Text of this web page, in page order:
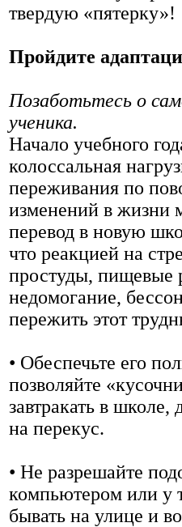
твердую «пятерку»!
Пройдите
Позаботьтесь о
ученика.
Начало учебного
колоссальная
переживания по
изменений в жизни
перевод в новую
что реакцией на
простуды, пищевые
недомогание,
пережить этот
• Обеспечьте его
позволяйте
завтракать в школе,
на перекус.
• Не разрешайте
компьютером или у
бывать на улице и